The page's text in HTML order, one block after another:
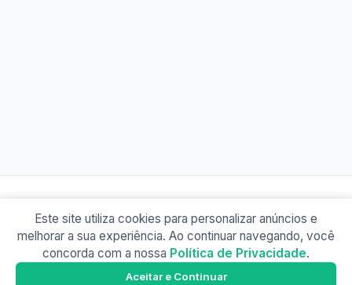
© 2026 Busão BR
Sobre Contato Política de Privacidade
Este site utiliza cookies para personalizar anúncios e
melhorar a sua experiência. Ao continuar navegando, você
concorda com a nossa Política de Privacidade.
Aceitar e Continuar